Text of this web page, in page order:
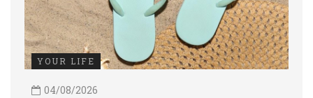
YOUR LIFE
04/08/2026